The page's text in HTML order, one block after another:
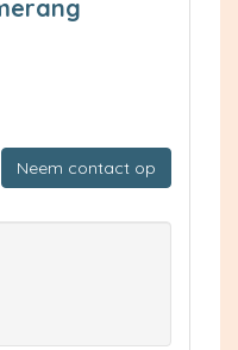
Neem contact op